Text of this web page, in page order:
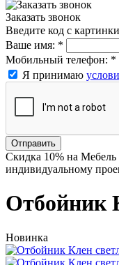
Заказать звонок
Введите код с картинки
Ваше имя: *
Мобильный телефон: *
Я принимаю
Отправить
Скидка 10% на Мебель
индивидуальному
Отбойник
Новинка